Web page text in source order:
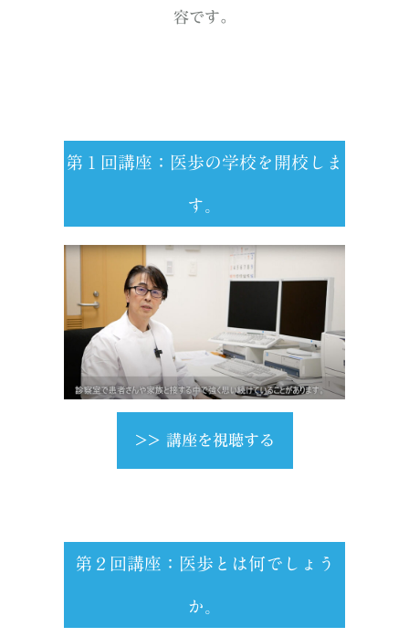
容です。
第１回講座：医歩の学校を開校しま
す。
>> 講座を視聴する
第２回講座：医歩とは何でしょう
か。